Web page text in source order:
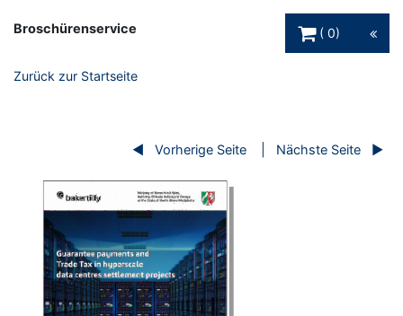
Broschürenservice
0
Zurück zur Startseite
Vorherige Seite Nächste Seite